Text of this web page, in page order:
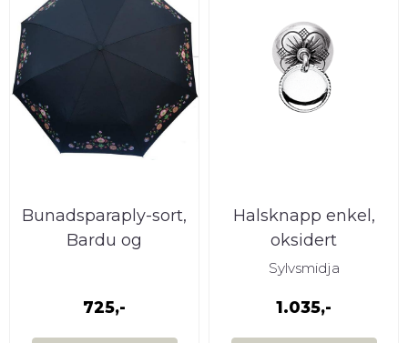
Bunadsparaply-sort,
Bardu og
725,-
Halsknapp enkel,
oksidert
Sylvsmidja
1.035,-